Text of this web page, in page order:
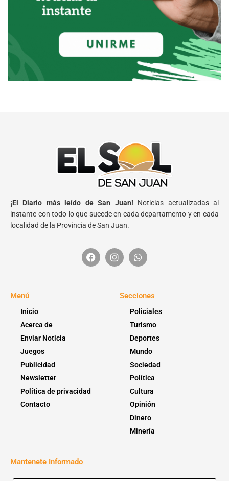
¡El Diario más leído de San Juan! Noticias actualizadas al
instante con todo lo que sucede en cada departamento y en cada
localidad de la Provincia de San Juan.
Menú
Inicio
Acerca de
Enviar Noticia
Juegos
Publicidad
Newsletter
Política de privacidad
Contacto
Secciones
Policiales
Turismo
Deportes
Mundo
Sociedad
Política
Cultura
Opinión
Dinero
Minería
Mantenete Informado